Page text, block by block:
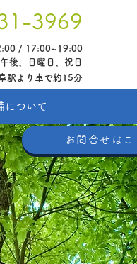
お問合せはこ
3969
/ 17:00~19:00
後、日曜日、祝日
駅より車で約15分
について